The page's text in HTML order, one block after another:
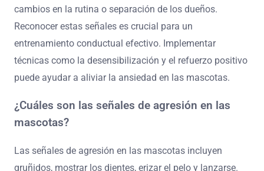
cambios en la rutina o separación de los dueños.
Reconocer estas señales es crucial para un
entrenamiento conductual efectivo. Implementar
técnicas como la desensibilización y el refuerzo positivo
puede ayudar a aliviar la ansiedad en las mascotas.
¿Cuáles son las señales de agresión en las
mascotas?
Las señales de agresión en las mascotas incluyen
gruñidos, mostrar los dientes, erizar el pelo y lanzarse.